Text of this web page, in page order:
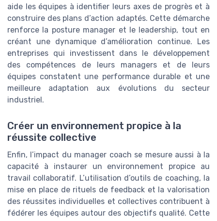
aide les équipes à identifier leurs axes de progrès et à
construire des plans d’action adaptés. Cette démarche
renforce la posture manager et le leadership, tout en
créant une dynamique d’amélioration continue. Les
entreprises qui investissent dans le développement
des compétences de leurs managers et de leurs
équipes constatent une performance durable et une
meilleure adaptation aux évolutions du secteur
industriel.
Créer un environnement propice à la
réussite collective
Enfin, l’impact du manager coach se mesure aussi à la
capacité à instaurer un environnement propice au
travail collaboratif. L’utilisation d’outils de coaching, la
mise en place de rituels de feedback et la valorisation
des réussites individuelles et collectives contribuent à
fédérer les équipes autour des objectifs qualité. Cette